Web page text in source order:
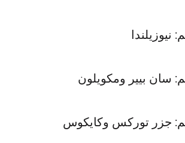
نيوزيلندا
سان بيير ومكويلون
جزر توركس وكايكوس